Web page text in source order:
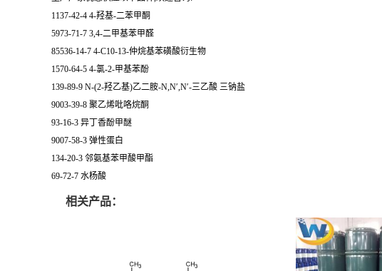
1137-42-4 4-羟基-二苯甲酮
5973-71-7 3,4-二甲基苯甲醛
85536-14-7 4-C10-13-仲烷基苯磺酸衍生物
1570-64-5 4-氯-2-甲基苯酚
139-89-9 N-(2-羟乙基)乙二胺-N,N′,N′-三乙酸 三钠盐
9003-39-8 聚乙烯吡咯烷酮
93-16-3 异丁香酚甲醚
9007-58-3 弹性蛋白
134-20-3 邻氨基苯甲酸甲酯
69-72-7 水杨酸
相关产品：